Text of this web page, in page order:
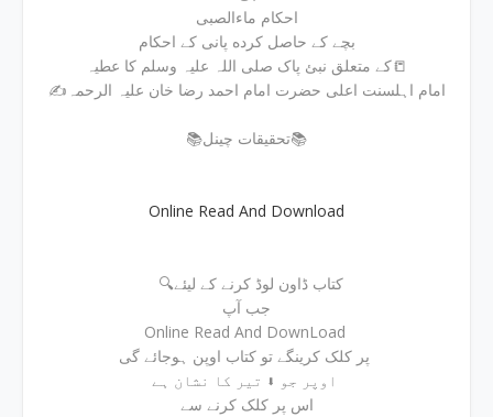
احکام ماءالصبی
بچے کے حاصل کرده پانی کے احکام
کے متعلق نبئ پاک صلی اللہ علیہ وسلم کا عطیہ📒
✍امام اہلسنت اعلی حضرت امام احمد رضا خان علیہ الرحمہ
📚تحقیقات چینل📚
Online Read And Download
🔍کتاب ڈاون لوڈ کرنے کے لیئے
جب آپ
Online Read And DownLoad
اس پر کلک کرنے سے